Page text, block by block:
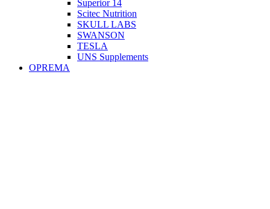
Superior 14
Scitec Nutrition
SKULL LABS
SWANSON
TESLA
UNS Supplements
OPREMA